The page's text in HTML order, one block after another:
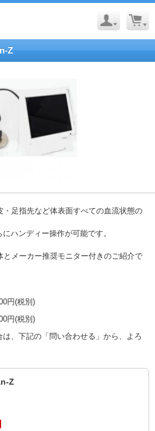
Z
足指先など体表面すべての血流状態の
ハンディー操作が可能です。
メーカー推奨モニター付きのご紹介で
円(税別)
円(税別)
、下記の「問い合わせる」から、よろ
Z